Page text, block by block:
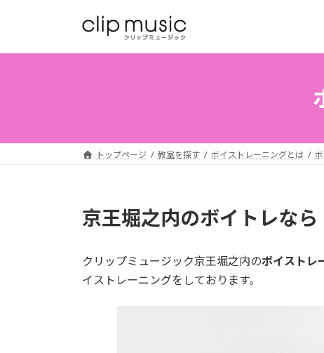
ッ
移
トップページ 教室を探す ボイストレーニングとは
京王堀之内のボイトレなら
クリップミュージック京王堀之内のボイストレ
イストレーニングをしております。